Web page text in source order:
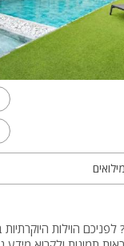
לפניכם הוילות